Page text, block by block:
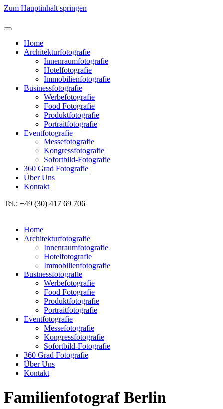
Zum Hauptinhalt springen
Home
Architekturfotografie
Innenraumfotografie
Hotelfotografie
Immobilienfotografie
Businessfotografie
Werbefotografie
Food Fotografie
Produktfotografie
Portraitfotografie
Eventfotografie
Messefotografie
Kongressfotografie
Sofortbild-Fotografie
360 Grad Fotografie
Über Uns
Kontakt
Tel.: +49 (30) 417 69 706
Home
Architekturfotografie
Innenraumfotografie
Hotelfotografie
Immobilienfotografie
Businessfotografie
Werbefotografie
Food Fotografie
Produktfotografie
Portraitfotografie
Eventfotografie
Messefotografie
Kongressfotografie
Sofortbild-Fotografie
360 Grad Fotografie
Über Uns
Kontakt
Familienfotograf Berlin